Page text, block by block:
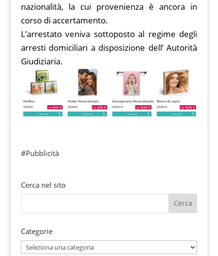
nazionalità, la cui provenienza è ancora in
corso di accertamento.
L’arrestato veniva sottoposto al regime degli
arresti domiciliari a disposizione dell’ Autorità
Giudiziaria.
#Pubblicità
Cerca nel sito
Categorie
Categorie